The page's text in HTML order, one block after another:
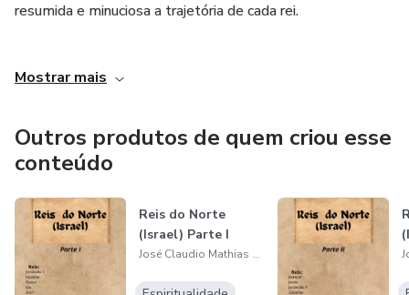
resumida e minuciosa a trajetória de cada rei.
completa, estou contribuindo para o crescimento e
material de qualidade para embasar seus sermões.
Minha missão é ajudar minha família, e essa é uma forma
de gerar uma renda extra através dos produtos digitais que
desenvolvo. Estou empenhado em oferecer um conteúdo
valioso e útil para aqueles que desejam aprofundar seu
conhecimento bíblico e melhorar sua prática de pregação.
Mostrar mais
Outros produtos de quem criou esse
conteúdo
Reis do Norte
(Israel) Parte I
José Claudio Mathias Mozer Júnior